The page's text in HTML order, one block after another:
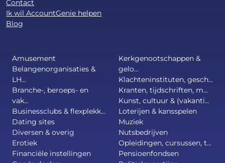
Contact
Ik wil AccountGenie helpen
Blog
Amusement
Belangenorganisaties &
LH...
Branche-, beroeps- en
vak...
Businessclubs & flexplekk...
Dating sites
Diversen & overig
Erotiek
Financiële instellingen
Kerkgenootschappen &
gelo...
Klachteninstituten, gesch...
Kranten, tijdschriften, m...
Kunst, cultuur & (vakanti...
Loterijen & kansspelen
Muziek
Nutsbedrijven
Opleidingen, cursussen, t...
Pensioenfondsen